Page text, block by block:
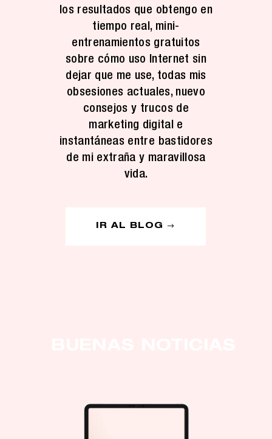
los resultados que obtengo en
tiempo real, mini-
entrenamientos gratuitos
sobre cómo uso Internet sin
dejar que me use, todas mis
obsesiones actuales, nuevo
consejos y trucos de
marketing digital e
instantáneas entre bastidores
de mi extraña y maravillosa
vida.
IR AL BLOG